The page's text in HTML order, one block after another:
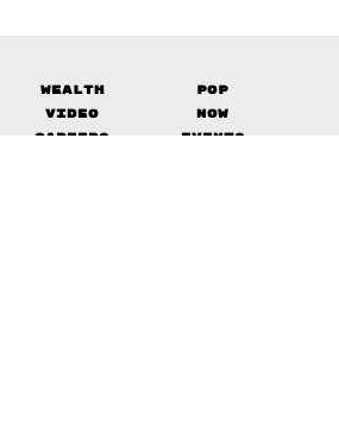
Wealth
Pop
Video
Now
Careers
Events